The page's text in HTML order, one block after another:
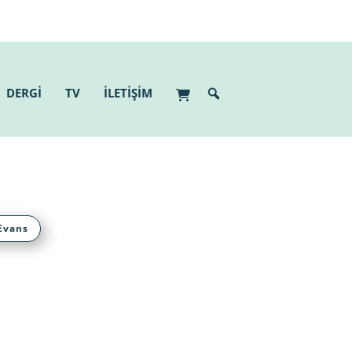
DERGİ TV İLETİŞİM